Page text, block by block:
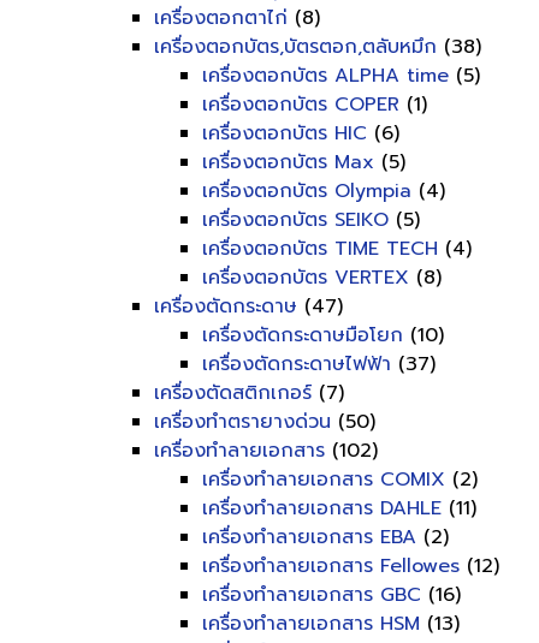
เครื่องตอกตาไก่ (8)
เครื่องตอกบัตร,บัตรตอก,ตลับหมึก (38)
เครื่องตอกบัตร ALPHA time (5)
เครื่องตอกบัตร COPER (1)
เครื่องตอกบัตร HIC (6)
เครื่องตอกบัตร Max (5)
เครื่องตอกบัตร Olympia (4)
เครื่องตอกบัตร SEIKO (5)
เครื่องตอกบัตร TIME TECH (4)
เครื่องตอกบัตร VERTEX (8)
เครื่องตัดกระดาษ (47)
เครื่องตัดกระดาษมือโยก (10)
เครื่องตัดกระดาษไฟฟ้า (37)
เครื่องตัดสติกเกอร์ (7)
เครื่องทำตรายางด่วน (50)
เครื่องทำลายเอกสาร (102)
เครื่องทำลายเอกสาร COMIX (2)
เครื่องทำลายเอกสาร DAHLE (11)
เครื่องทำลายเอกสาร EBA (2)
เครื่องทำลายเอกสาร Fellowes (12)
เครื่องทำลายเอกสาร GBC (16)
เครื่องทำลายเอกสาร HSM (13)